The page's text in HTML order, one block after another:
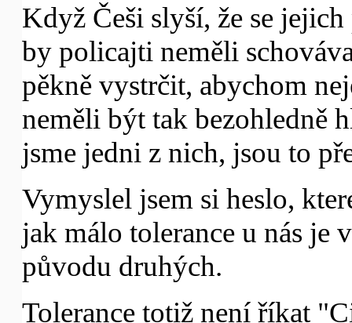
Když Češi slyší, že se
by policajti neměli
pěkně vystrčit, abychom
neměli být tak bezohledně
jsme jedni z nich, jsou to
Vymyslel jsem si heslo,
jak málo tolerance u nás je
původu druhých.
Tolerance totiž není říkat